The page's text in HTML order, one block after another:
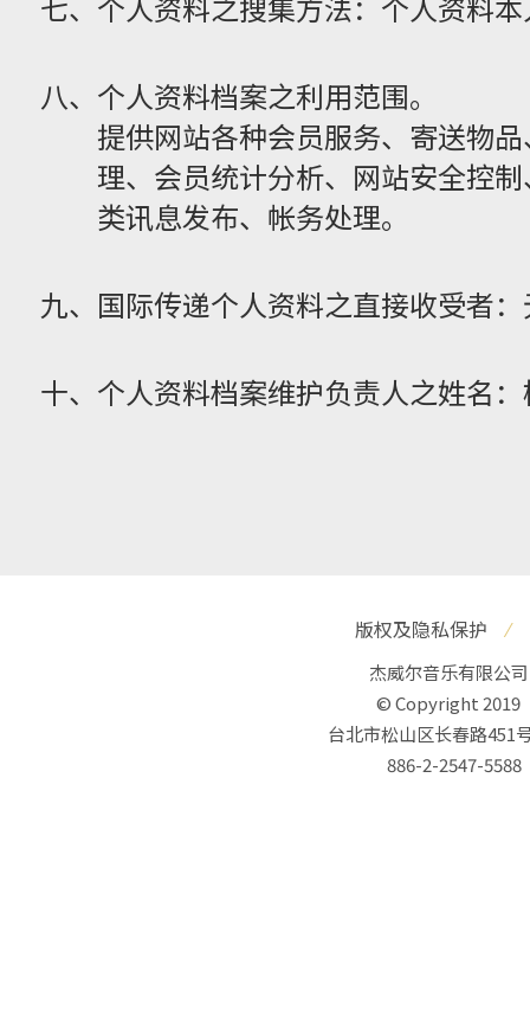
八、个人资料档案之利用范围。
提供网站各种会员服务、寄送物
理、会员统计分析、网站安全控
类讯息发布、帐务处理。
九、国际传递个人资料之直接收受者
十、个人资料档案维护负责人之姓名
版权及隐私保护 ⁄
杰威尔音乐有限公司
© Copyright 2019
台北市松山区长春路451
886-2-2547-5588